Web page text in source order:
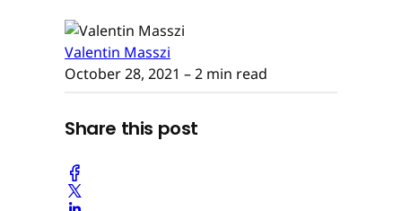
Valentin Masszi
October 28, 2021 – 2 min read
Share this post